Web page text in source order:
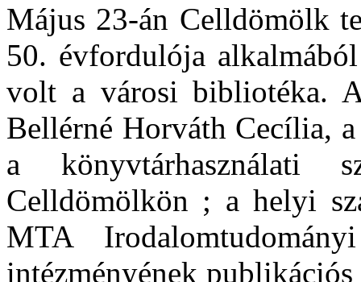
Május 23-án Celldömölk
50. évfordulója
volt a városi bibliotéka.
Bellérné Horváth Cecília,
a könyvtárhasználati
Celldömölkön ; a helyi
MTA
intézményének